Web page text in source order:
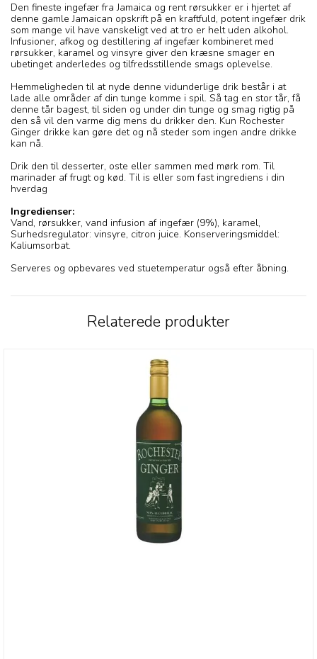
Den fineste ingefær fra Jamaica og rent rørsukker er i hjertet af
denne gamle Jamaican opskrift på en kraftfuld, potent ingefær drik
som mange vil have vanskeligt ved at tro er helt uden alkohol.
Infusioner, afkog og destillering af ingefær kombineret med
rørsukker, karamel og vinsyre giver den kræsne smager en
ubetinget anderledes og tilfredsstillende smags oplevelse.
Hemmeligheden til at nyde denne vidunderlige drik består i at
lade alle områder af din tunge komme i spil. Så tag en stor tår, få
denne tår bagest, til siden og under din tunge og smag rigtig på
den så vil den varme dig mens du drikker den. Kun Rochester
Ginger drikke kan gøre det og nå steder som ingen andre drikke
kan nå.
Drik den til desserter, oste eller sammen med mørk rom. Til
marinader af frugt og kød. Til is eller som fast ingrediens i din
hverdag
Ingredienser:
Vand, rørsukker, vand infusion af ingefær (9%), karamel,
Surhedsregulator: vinsyre, citron juice. Konserveringsmiddel:
Kaliumsorbat.
Serveres og opbevares ved stuetemperatur også efter åbning.
Relaterede produkter